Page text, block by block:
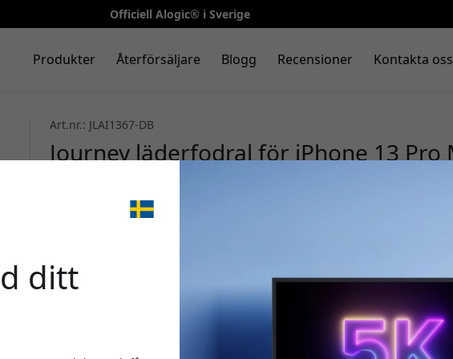
Officiell Alogic® i Sverige
Produkter Återförsäljare Blogg Recensioner Kontakta oss
Art.nr.: JLAI1367-DB
Journey läderfodral för iPhone 13 Pro
MagSafe och trådlös laddning i
läder - Dark Brown Mörkbrun
ditt
Använd denna kod i kassan för att få